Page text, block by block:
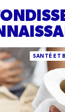
on est
relancer le
SANTÉ ET